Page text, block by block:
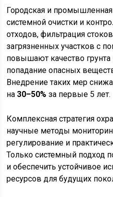
Городская и промышленная
системной очистки и
отходов, фильтрация
загрязненных участков с
повышают качество
попадание опасных
Внедрение таких мер
на30–50% за первые 5 лет.
Комплексная стратегия
научные методы
регулирование и
Только системный подход
и обеспечить устойчивое
ресурсов для будущих